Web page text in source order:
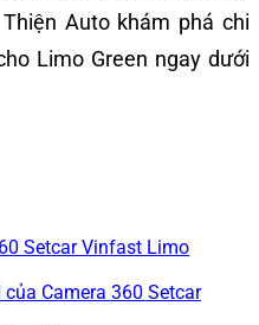
Auto khám phá chi
Limo Green ngay dưới
Setcar Vinfast Limo
Camera 360 Setcar